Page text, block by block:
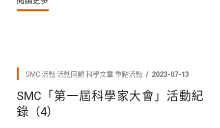
SMC 活動 活動回顧 科學文章 重點活動 2023-07-13
SMC「第一屆科學家大會」活動紀
錄（4）